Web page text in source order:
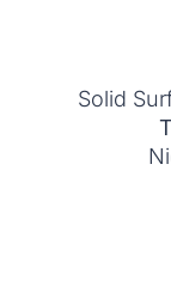
Solid